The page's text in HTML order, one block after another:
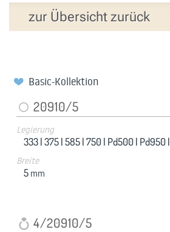
zur Übersicht zurück
Basic-Kollektion
20910/5
Legierung
333 |375 |585 |750 | Pd500 | Pd950 |
Breite
5 mm
4/20910/5